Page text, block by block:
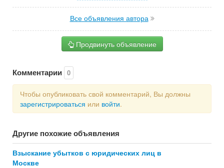
Все объявления автора
Продвинуть объявление
Комментарии 0
Чтобы опубликовать свой комментарий, Вы должны
зарегистрироваться или войти.
Другие похожие объявления
Взыскание убытков с юридических лиц в
Москве